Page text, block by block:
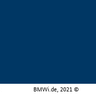
BMWi.de, 2021 ©